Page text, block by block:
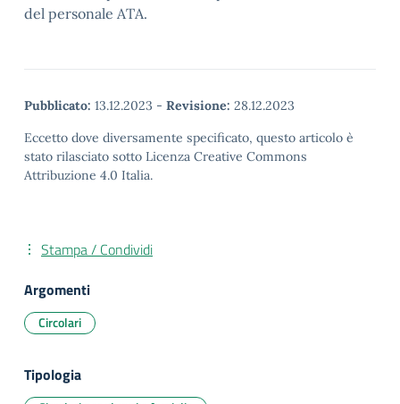
del personale ATA.
Pubblicato: 13.12.2023 - Revisione: 28.12.2023
Eccetto dove diversamente specificato, questo articolo è
stato rilasciato sotto Licenza Creative Commons
Attribuzione 4.0 Italia.
Stampa / Condividi
Argomenti
Circolari
Tipologia